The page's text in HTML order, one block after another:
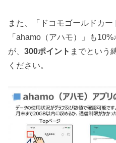
また、「ドコモゴールドカー
「ahamo（アハモ）」も
が、300ポイント までという
ください。